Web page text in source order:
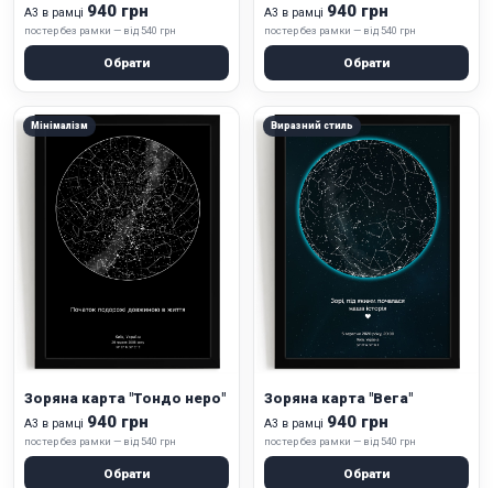
А3 в рамці 940 грн
постер без рамки — від 540 грн
Обрати
А3 в рамці 940 грн
постер без рамки — від 540 грн
Обрати
Мінімалізм
Зоряна карта "Тондо неро"
А3 в рамці 940 грн
постер без рамки — від 540 грн
Обрати
Виразний стиль
Зоряна карта "Вега"
А3 в рамці 940 грн
постер без рамки — від 540 грн
Обрати